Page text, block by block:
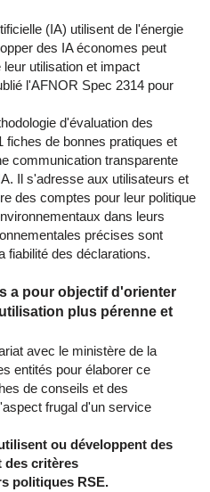
(IA) utilisent de l'énergie
des IA économes peut
utilisation et impact
l'AFNOR Spec 2314 pour
d'évaluation des
fiches de bonnes pratiques et
communication transparente
Il s'adresse aux utilisateurs et
des comptes pour leur politique
dans leurs
précises sont
fiabilité des déclarations.
a pour objectif d'orienter
plus pérenne et
avec le ministère de la
entités pour élaborer ce
de conseils et des
frugal d'un service
ou développent des
des critères
politiques RSE.